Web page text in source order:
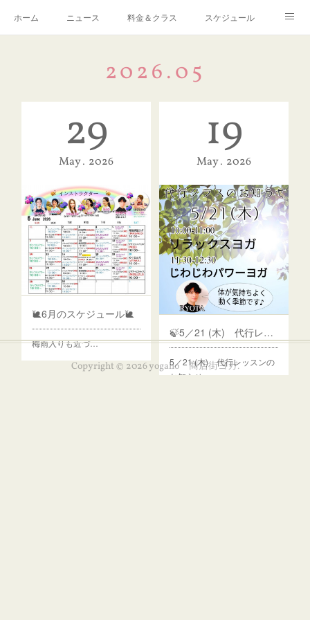
ホーム ニュース 料金＆クラス スケジュール
2026.05
29
May 2026
🐌6月のスケジュール🐌
梅雨入りも近づ…
19
May 2026
🍃5／21 (木) 代行レッスンのお知らせ🍃
5／21 (木) 代行レッスンの
お知らせ…
Copyright © 2026yogaho 商店街ヨガ.